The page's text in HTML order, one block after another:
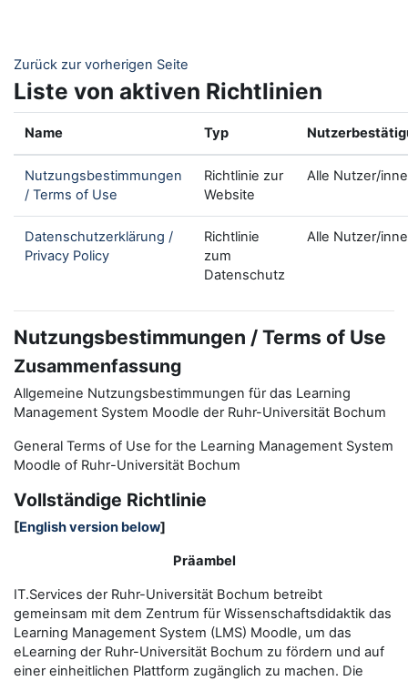
Zurück zur vorherigen Seite
Liste von aktiven Richtlinien
Name Typ
Nutzungsbestimmungen
/ Terms of Use
Richtlinie zur
Website
Alle Nutzer/
Datenschutzerklärung /
Privacy Policy
Richtlinie
zum
Datenschutz
Alle Nutzer/
Nutzungsbestimmungen / Terms of Use
Zusammenfassung
Allgemeine Nutzungsbestimmungen für das Learning
Management System Moodle der Ruhr-Universität Bochum
General Terms of Use for the Learning Management System
Moodle of Ruhr-Universität Bochum
Vollständige Richtlinie
[English version below]
Präambel
IT.Services der Ruhr-Universität Bochum betreibt
gemeinsam mit dem Zentrum für Wissenschaftsdidaktik das
Learning Management System (LMS) Moodle, um das
eLearning der Ruhr-Universität Bochum zu fördern und auf
einer einheitlichen Plattform zugänglich zu machen. Die